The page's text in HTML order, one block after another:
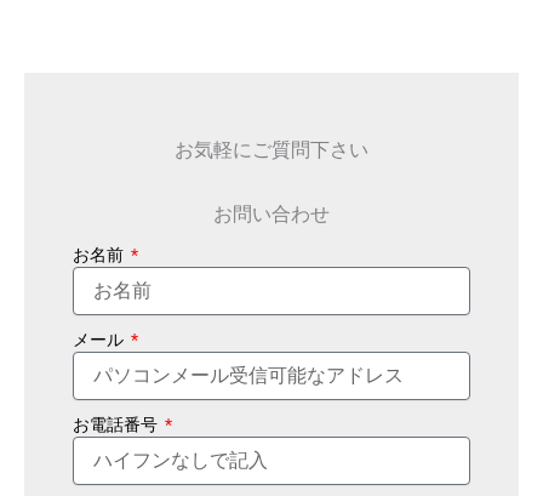
お気軽にご質問下さい
お問い合わせ
お名前
メール
お電話番号